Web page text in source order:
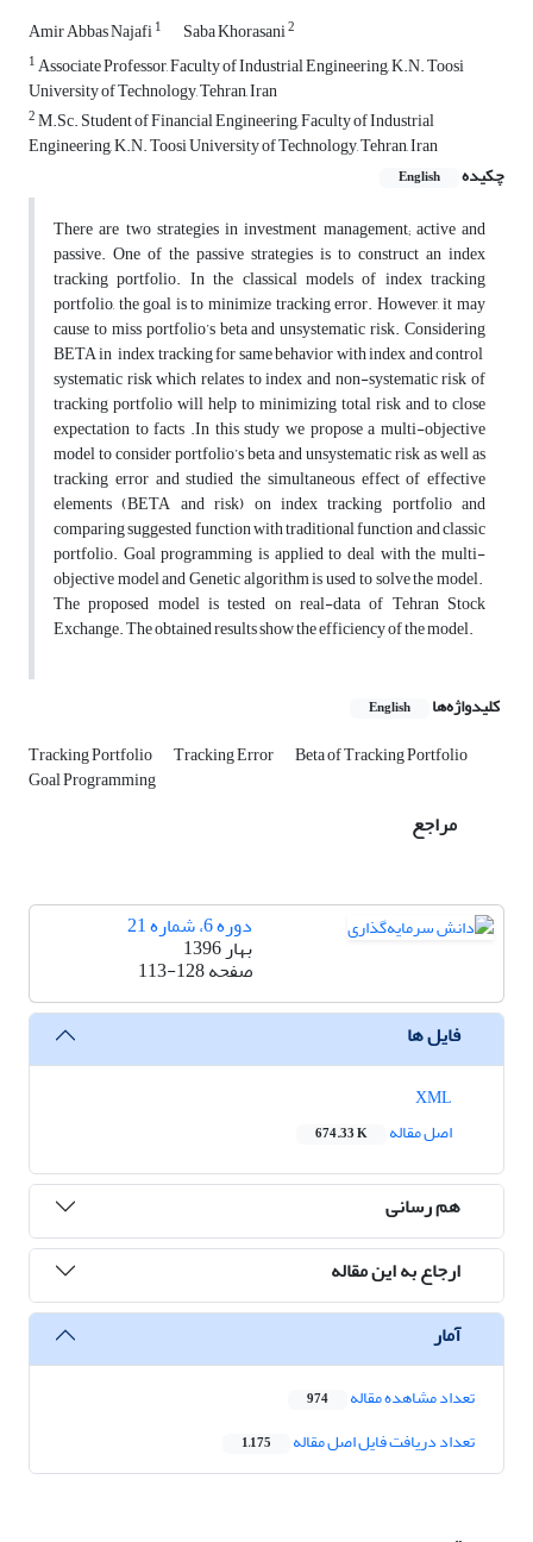
Amir Abbas Najafi1 Saba Khorasani2
1Associate Professor, Faculty of Industrial Engineering, K.N. Toosi
University of Technology, Tehran, Iran
2M.Sc. Student of Financial Engineering, Faculty of Industrial
Engineering, K.N. Toosi University of Technology, Tehran, Iran
چکیده
English
There are two strategies in investment management; active and
passive. One of the passive strategies is to construct an index
tracking portfolio. In the classical models of index tracking
portfolio, the goal is to minimize tracking error. However, it may
cause to miss portfolio’s beta and unsystematic risk. Considering
BETA in index tracking for same behavior with index and control
systematic risk which relates to index and non-systematic risk of
tracking portfolio will help to minimizing total risk and to close
expectation to facts .In this study we propose a multi-objective
model to consider portfolio’s beta and unsystematic risk as well as
tracking error and studied the simultaneous effect of effective
elements (BETA and risk) on index tracking portfolio and
comparing suggested function with traditional function and classic
portfolio. Goal programming is applied to deal with the multi-
objective model and Genetic algorithm is used to solve the model.
The proposed model is tested on real-data of Tehran Stock
Exchange. The obtained results show the efficiency of the model.
کلیدواژه‌ها English
Tracking Portfolio Tracking Error Beta of Tracking Portfolio
Goal Programming
مراجع
دوره 6، شماره 21
بهار 1396
صفحه113-128
فایل ها
اصل مقاله
674.33 K
هم رسانی
ارجاع به این مقاله
آمار
تعداد مشاهده مقاله 974
تعداد دریافت فایل اصل مقاله 1,175